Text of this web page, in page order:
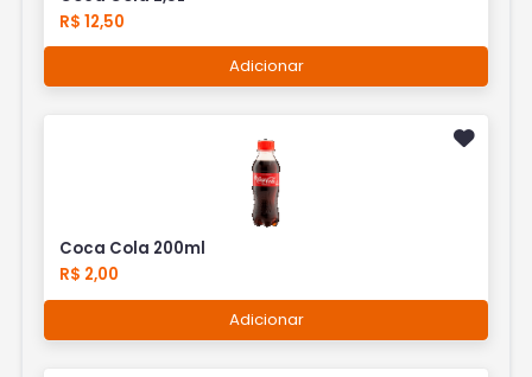
R$ 12,50
Adicionar
Coca Cola 200ml
R$ 2,00
Adicionar